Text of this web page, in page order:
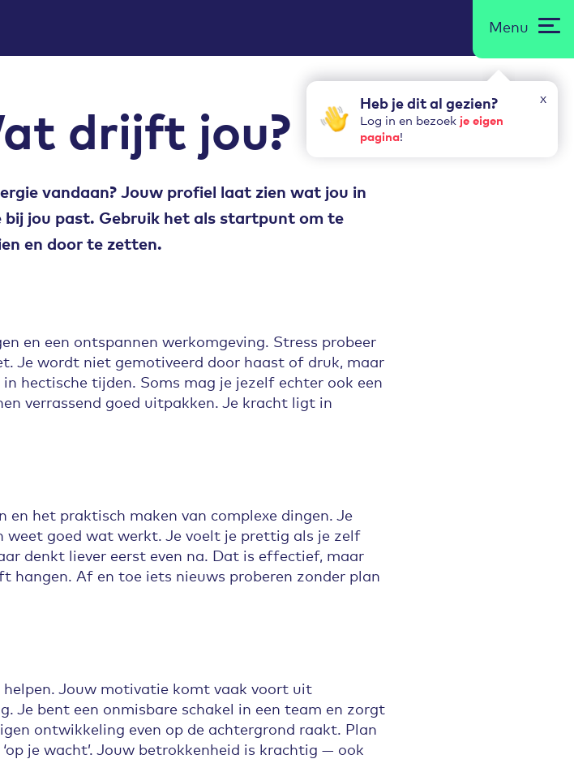
x
Heb je dit al gezien?
Log in en bezoek je eigen
pagina!
Menu
drijft jou?
vandaan? Jouw profiel laat zien wat jou in
jou past. Gebruik het als startpunt om te
en door te zetten.
en een ontspannen werkomgeving. Stress probeer
Je wordt niet gemotiveerd door haast of druk, maar
hectische tijden. Soms mag je jezelf echter ook een
verrassend goed uitpakken. Je kracht ligt in
het praktisch maken van complexe dingen. Je
goed wat werkt. Je voelt je prettig als je zelf
denkt liever eerst even na. Dat is effectief, maar
Af en toe iets nieuws proberen zonder plan
Jouw motivatie komt vaak voort uit
Je bent een onmisbare schakel in een team en zorgt
ontwikkeling even op de achtergrond raakt. Plan
je wacht’. Jouw betrokkenheid is krachtig — ook